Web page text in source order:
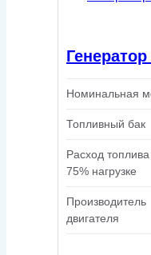
Номинальная
Топливный бак
Расход
75% нагрузке
Производитель
двигателя